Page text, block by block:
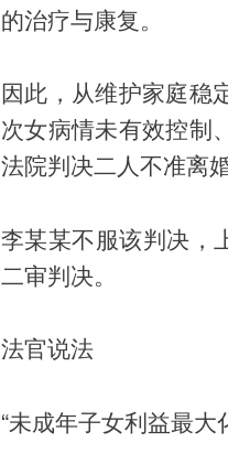
的治疗与康复。
因此，从维护家庭稳
次女病情未有效控制
法院判决二人不准离婚
李某某不服该判决，
二审判决。
法官说法
“未成年子女利益最大